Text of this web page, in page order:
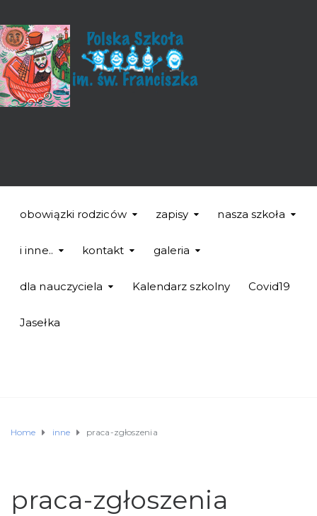
obowiązki rodziców zapisy nasza szkoła
i inne.. kontakt galeria
dla nauczyciela Kalendarz szkolny Covid19
Jasełka
Home inne praca-zgłoszenia
praca-zgłoszenia